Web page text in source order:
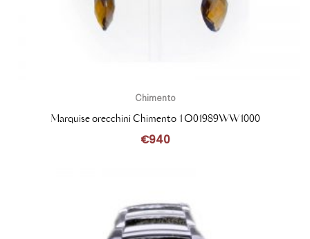
Chimento
Marquise orecchini Chimento 1O01989WW1000
€940